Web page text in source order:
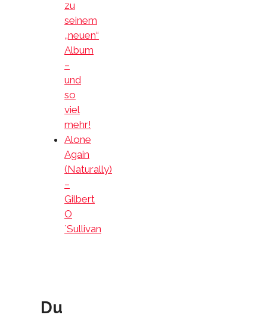
zu
seinem
„neuen“
Album
–
und
so
viel
mehr!
Alone
Again
(Naturally)
–
Gilbert
O
´Sullivan
Du